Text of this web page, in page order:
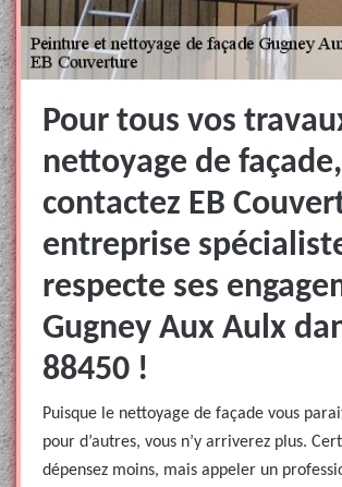
Pour tous vos
nettoyage de façade,
contactez EB
entreprise
respecte ses
Gugney Aux Aulx
88450 !
Puisque le nettoyage de façade vous
pour d’autres, vous n’y arriverez plus.
dépensez moins, mais appeler un